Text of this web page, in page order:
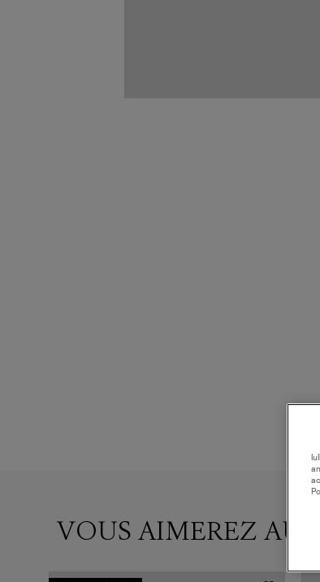
VOUS AIMEREZ